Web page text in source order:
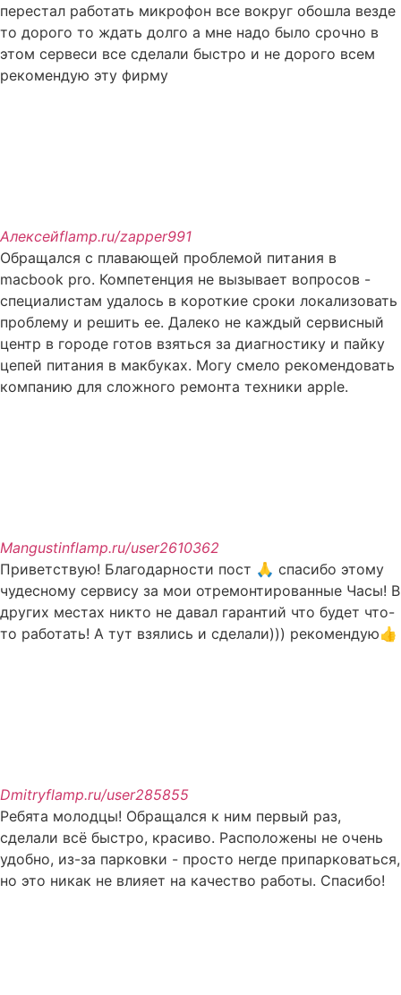
перестал работать микрофон все вокруг обошла везде
то дорого то ждать долго а мне надо было срочно в
этом сервеси все сделали быстро и не дорого всем
рекомендую эту фирму
Алексейflamp.ru/zapper991
Обращался с плавающей проблемой питания в
macbook pro. Компетенция не вызывает вопросов -
специалистам удалось в короткие сроки локализовать
проблему и решить ее. Далеко не каждый сервисный
центр в городе готов взяться за диагностику и пайку
цепей питания в макбуках. Могу смело рекомендовать
компанию для сложного ремонта техники apple.
Mangustinflamp.ru/user2610362
Приветствую! Благодарности пост 🙏 спасибо этому
чудесному сервису за мои отремонтированные Часы! В
других местах никто не давал гарантий что будет что-
то работать! А тут взялись и сделали))) рекомендую👍
Dmitryflamp.ru/user285855
Ребята молодцы! Обращался к ним первый раз,
сделали всё быстро, красиво. Расположены не очень
удобно, из-за парковки - просто негде припарковаться,
но это никак не влияет на качество работы. Спасибо!